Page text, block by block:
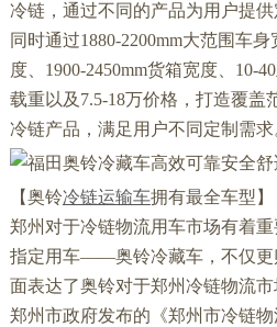
冷链，通过不同的产品为用户提供
同时通过1880-2200mm大范围车
度、1900-2450mm货箱宽度、10-
载重以及7.5-18万价格，打造覆盖
冷链产品，满足用户不同定制需求
【奥铃冷链运输车拥有最全车型】
郑州对于冷链物流用车市场有着
指定用车——奥铃冷藏车，不仅更
面表达了奥铃对于郑州冷链物流
郑州市政府发布的《郑州市冷链物